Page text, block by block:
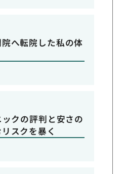
へ転院した私の体
クの評判と安さの
スクを暴く